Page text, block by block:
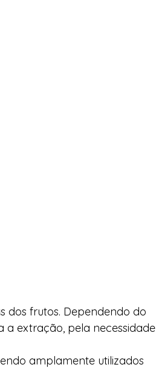
dos frutos. Dependendo do
extração, pela necessidade
amplamente utilizados